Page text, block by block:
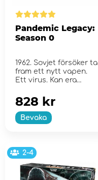
Pandemic Legacy:
Season 0
1962. Sovjet försöker ta
fram ett nytt vapen.
Ett virus. Kan era
Bevaka
828 kr
2-4